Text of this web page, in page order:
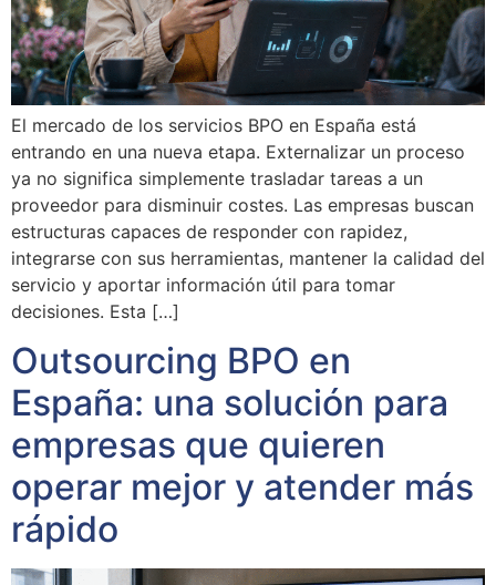
El mercado de los servicios BPO en España está
entrando en una nueva etapa. Externalizar un proceso
ya no significa simplemente trasladar tareas a un
proveedor para disminuir costes. Las empresas buscan
estructuras capaces de responder con rapidez,
integrarse con sus herramientas, mantener la calidad del
servicio y aportar información útil para tomar
decisiones. Esta […]
Outsourcing BPO en
España: una solución para
empresas que quieren
operar mejor y atender más
rápido